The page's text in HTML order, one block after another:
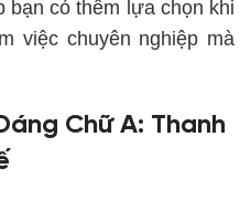
bạn có thêm lựa chọn khi
việc chuyên nghiệp mà
Chữ A: Thanh